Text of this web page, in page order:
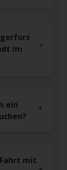
im
ein
mit